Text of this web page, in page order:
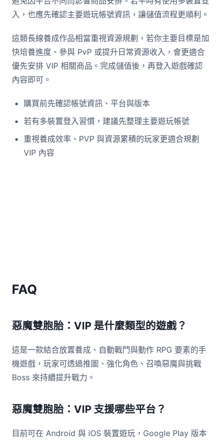
入，也應先確認主要遊玩帳號資訊，讓儲值流程更順利。
這類長線養成作品相當重視資源規劃，若你主要目標是加
快培養進度、參與 PvP 或提升日常資源收入，會更適合
優先安排 VIP 相關商品。完成儲值後，再登入遊戲確認
內容即可。
購買前先確認帳號資訊、平台與版本
若有多裝置登入習慣，建議先整理主要遊玩帳號
重視養成效率、PVP 與資源累積的玩家更適合規劃
VIP 內容
FAQ
惡魔雙胞胎：VIP 是什麼類型的遊戲？
這是一款結合放置養成、自動戰鬥與動作 RPG 要素的手
機遊戲，玩家可透過推圖、強化角色、召喚惡魔與挑戰
Boss 來持續提升戰力。
惡魔雙胞胎：VIP 支援哪些平台？
目前可在 Android 與 iOS 裝置遊玩，Google Play 版本